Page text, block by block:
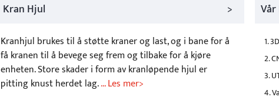
Kran Hjul >
Kranhjul brukes til å støtte kraner og last, og i bane for å
få kranen til å bevege seg frem og tilbake for å kjøre
enheten. Store skader i form av kranløpende hjul er
pitting knust herdet lag.... Les mer>
1.
2.
3.
4.